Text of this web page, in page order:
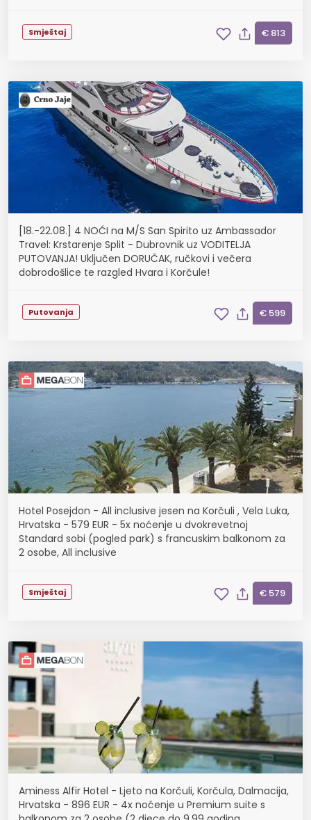
Smještaj € 813
[18.-22.08.] 4 NOĆI na M/S San Spirito uz Ambassador
Travel: Krstarenje Split - Dubrovnik uz VODITELJA
PUTOVANJA! Uključen DORUČAK, ručkovi i večera
dobrodošlice te razgled Hvara i Korčule!
Putovanja € 599
Hotel Posejdon - All inclusive jesen na Korčuli , Vela Luka,
Hrvatska - 579 EUR - 5x noćenje u dvokrevetnoj
Standard sobi (pogled park) s francuskim balkonom za
2 osobe, All inclusive
Smještaj € 579
Aminess Alfir Hotel - Ljeto na Korčuli, Korčula, Dalmacija,
Hrvatska - 896 EUR - 4x noćenje u Premium suite s